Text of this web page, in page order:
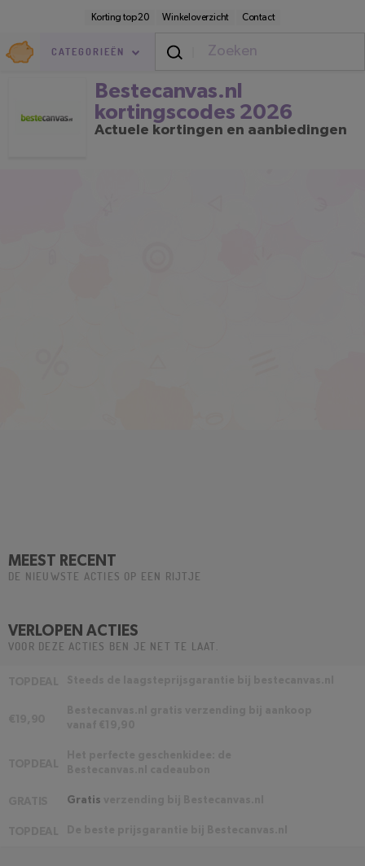
inhoud
Korting top 20 Winkeloverzicht Contact
Goedkoop.nl
CATEGORIEËN
Bestecanvas.nl kortingscodes
Bestecanvas.nl
kortingscodes 2026
Actuele kortingen en aanbiedingen
MEEST RECENT
DE NIEUWSTE ACTIES OP EEN RIJTJE
VERLOPEN ACTIES
VOOR DEZE ACTIES BEN JE NET TE LAAT.
Gratis